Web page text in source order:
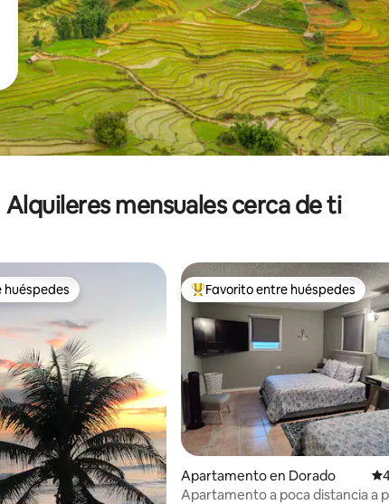
Alquileres mensuales cerca de ti
5, 33 reseñas
huéspedes
huéspedes Favorito entre huéspedes
Favorito entre huéspedes
Apartamento en Dorado
Apartamento a poca distancia a